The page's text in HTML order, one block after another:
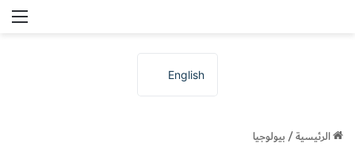
English
الرئيسية/بيولوجيا